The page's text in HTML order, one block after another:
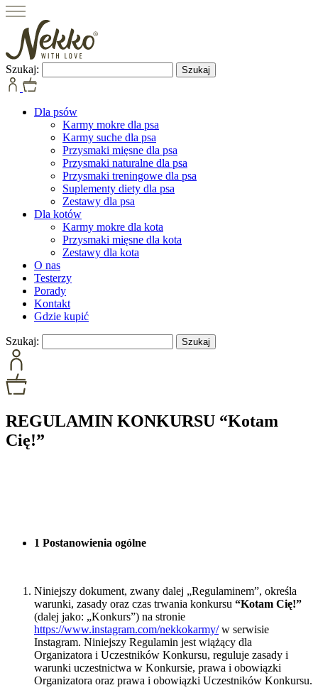
Szukaj:
Dla psów
Karmy mokre dla psa
Karmy suche dla psa
Przysmaki mięsne dla psa
Przysmaki naturalne dla psa
Przysmaki treningowe dla psa
Suplementy diety dla psa
Zestawy dla psa
Dla kotów
Karmy mokre dla kota
Przysmaki mięsne dla kota
Zestawy dla kota
O nas
Testerzy
Porady
Kontakt
Gdzie kupić
Szukaj:
REGULAMIN KONKURSU “Kotam
Cię!”
1 Postanowienia ogólne
Niniejszy dokument, zwany dalej „Regulaminem”, określa
warunki, zasady oraz czas trwania konkursu “Kotam Cię!”
(dalej jako: „Konkurs”) na stronie
https://www.instagram.com/nekkokarmy/w serwisie
Instagram. Niniejszy Regulamin jest wiążący dla
Organizatora i Uczestników Konkursu, reguluje zasady i
warunki uczestnictwa w Konkursie, prawa i obowiązki
Organizatora oraz prawa i obowiązki Uczestników Konkursu.